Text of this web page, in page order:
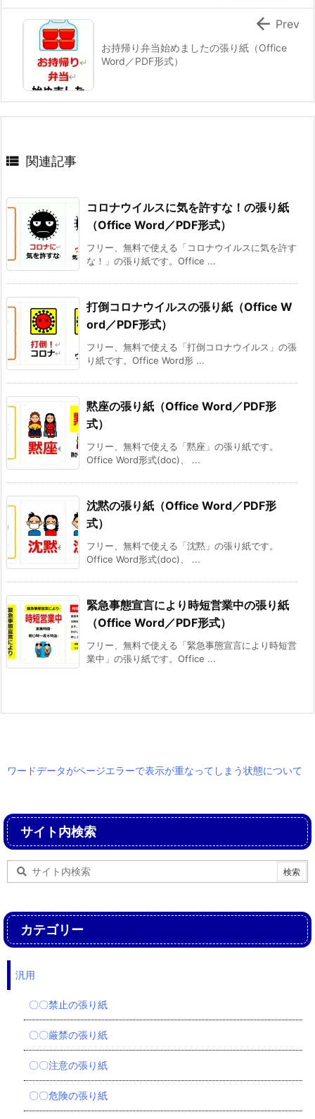
お持帰り弁当始めましたの張り紙（Office
Word／PDF形式）
 Prev
 関連記事
コロナウイルスに気を許すな！の張り紙
（Office Word／PDF形式）
フリー、無料で使える「コロナウイルスに気を許す
な！」の張り紙です。Office ...
打倒コロナウイルスの張り紙（Office W
ord／PDF形式）
フリー、無料で使える「打倒コロナウイルス」の張
り紙です。Office Word形 ...
黙座の張り紙（Office Word／PDF形
式）
フリー、無料で使える「黙座」の張り紙です。
Office Word形式(doc)、 ...
沈黙の張り紙（Office Word／PDF形
式）
フリー、無料で使える「沈黙」の張り紙です。
Office Word形式(doc)、 ...
緊急事態宣言により時短営業中の張り紙
（Office Word／PDF形式）
フリー、無料で使える「緊急事態宣言により時短営
業中」の張り紙です。Office ...
ワードデータがページエラーで表示が重なってしまう状態について
サイト内検索
カテゴリー
汎用
〇〇禁止の張り紙
〇〇厳禁の張り紙
〇〇注意の張り紙
〇〇危険の張り紙